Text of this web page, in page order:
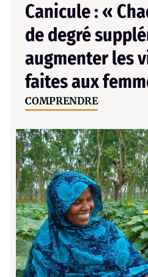
Canicule : «
de degré
augmenter les
faites aux
COMPRENDRE